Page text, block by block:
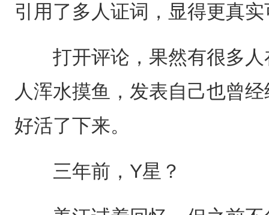
引用了多人证词，显得更真
打开评论，果然有很多人
人浑水摸鱼，发表自己也曾
好活了下来。
三年前，Y星？